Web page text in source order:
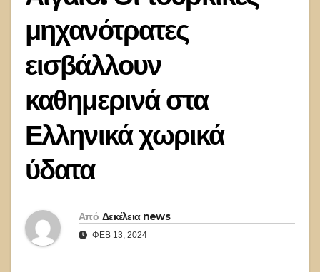
μηχανότρατες
εισβάλλουν
καθημερινά στα
Ελληνικά χωρικά
ύδατα
Από Δεκέλεια news
ΦΕΒ 13, 2024